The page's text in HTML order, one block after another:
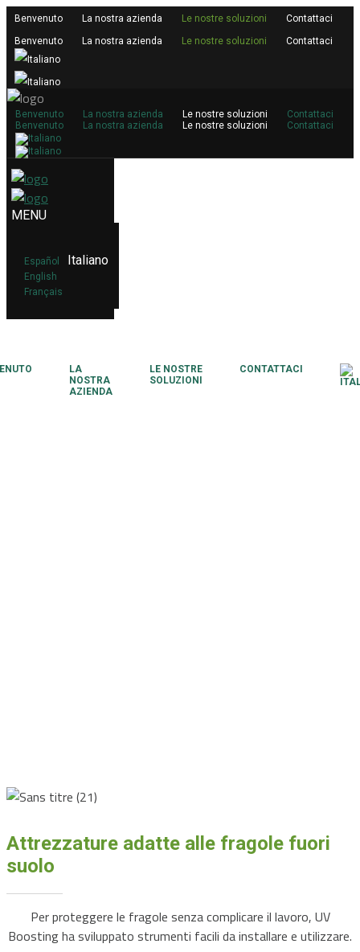
Benvenuto
Benvenuto
La nostra azienda
La nostra azienda
Le nostre soluzioni
Le nostre soluzioni
Contattaci
Contattaci
Benvenuto
Benvenuto
La nostra azienda
La nostra azienda
Le nostre soluzioni
Le nostre soluzioni
Contattaci
Contattaci
Español Italiano
English
Français
LA
NOSTRA
AZIENDA
LE NOSTRE
SOLUZIONI
CONTATTACI
Attrezzature adatte alle fragole fuori
suolo
Per proteggere le fragole senza complicare il lavoro, UV
Boosting ha sviluppato strumenti facili da installare e utilizzare.